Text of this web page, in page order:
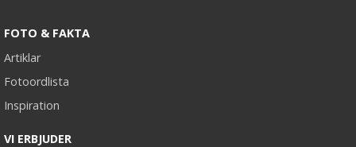
FOTO & FAKTA
Artiklar
Fotoordlista
Inspiration
VI ERBJUDER